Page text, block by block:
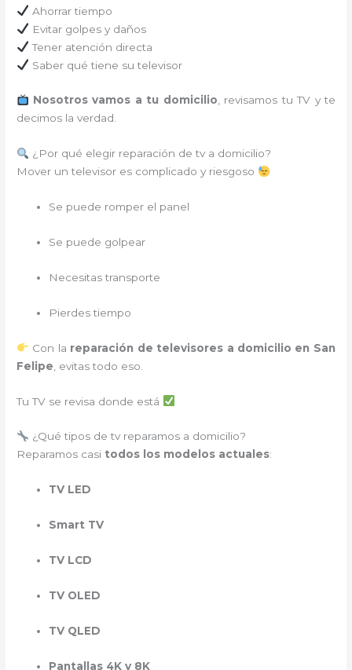
Ahorrar tiempo
Evitar golpes y daños
Tener atención directa
Saber qué tiene su televisor
Nosotros vamos a tu domicilio, revisamos tu TV y te
decimos la verdad.
¿Por qué elegir reparación de tv a domicilio?
Mover un televisor es complicado y riesgoso
Se puede romper el panel
Se puede golpear
Necesitas transporte
Pierdes tiempo
Con la reparación de televisores a domicilio en San
Felipe , evitas todo eso.
Tu TV se revisa donde está
¿Qué tipos de tv reparamos a domicilio?
Reparamos casi todos los modelos actuales:
TV LED
Smart TV
TV LCD
TV OLED
TV QLED
Pantallas 4K y 8K